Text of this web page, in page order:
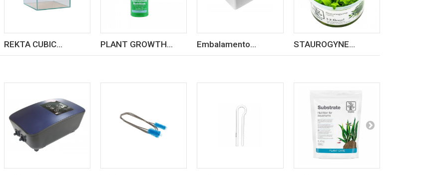
REKTA CUBIC... PLANT GROWTH... Embalamento... STAUROGYNE...